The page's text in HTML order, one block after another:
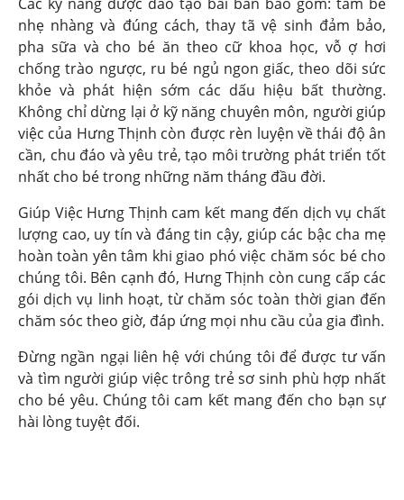
nhẹ nhàng và đúng cách, thay tã vệ sinh đảm bảo,
pha sữa và cho bé ăn theo cữ khoa học, vỗ ợ hơi
chống trào ngược, ru bé ngủ ngon giấc, theo dõi sức
khỏe và phát hiện sớm các dấu hiệu bất thường.
Không chỉ dừng lại ở kỹ năng chuyên môn, người giúp
việc của Hưng Thịnh còn được rèn luyện về thái độ ân
cần, chu đáo và yêu trẻ, tạo môi trường phát triển tốt
nhất cho bé trong những năm tháng đầu đời.
Giúp Việc Hưng Thịnh cam kết mang đến dịch vụ chất
lượng cao, uy tín và đáng tin cậy, giúp các bậc cha mẹ
hoàn toàn yên tâm khi giao phó việc chăm sóc bé cho
chúng tôi. Bên cạnh đó, Hưng Thịnh còn cung cấp các
gói dịch vụ linh hoạt, từ chăm sóc toàn thời gian đến
chăm sóc theo giờ, đáp ứng mọi nhu cầu của gia đình.
Đừng ngần ngại liên hệ với chúng tôi để được tư vấn
và tìm người giúp việc trông trẻ sơ sinh phù hợp nhất
cho bé yêu. Chúng tôi cam kết mang đến cho bạn sự
hài lòng tuyệt đối.